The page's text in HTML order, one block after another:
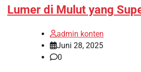
Lumer di Mulut yang
admin konten
Juni 28, 2025
0